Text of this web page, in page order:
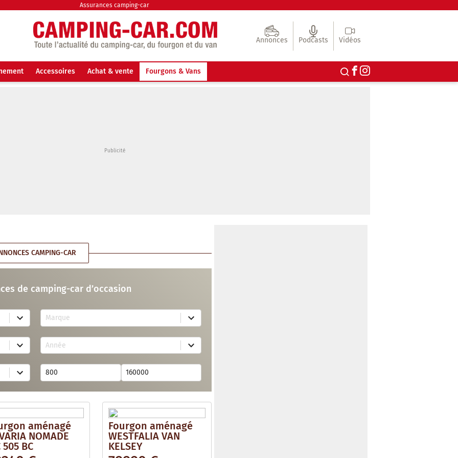
Assurances camping-car
Annonces Podcasts Vidéos
Accessoires Achat & vente Fourgons & Vans
CAMPING-CAR
de camping-car d’occasion
Marque
7
r
t
a
i
a
b
l
Année
2
r
e
t
s
a
v
a
i
l
aménagé
NOMADE
505 BC
Fourgon aménagé
WESTFALIA VAN
KELSEY